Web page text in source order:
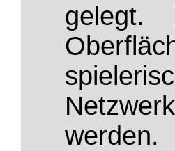
gelegt.
werden.